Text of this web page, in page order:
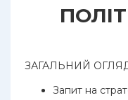
ЗАГАЛЬНИЙ
Запит на